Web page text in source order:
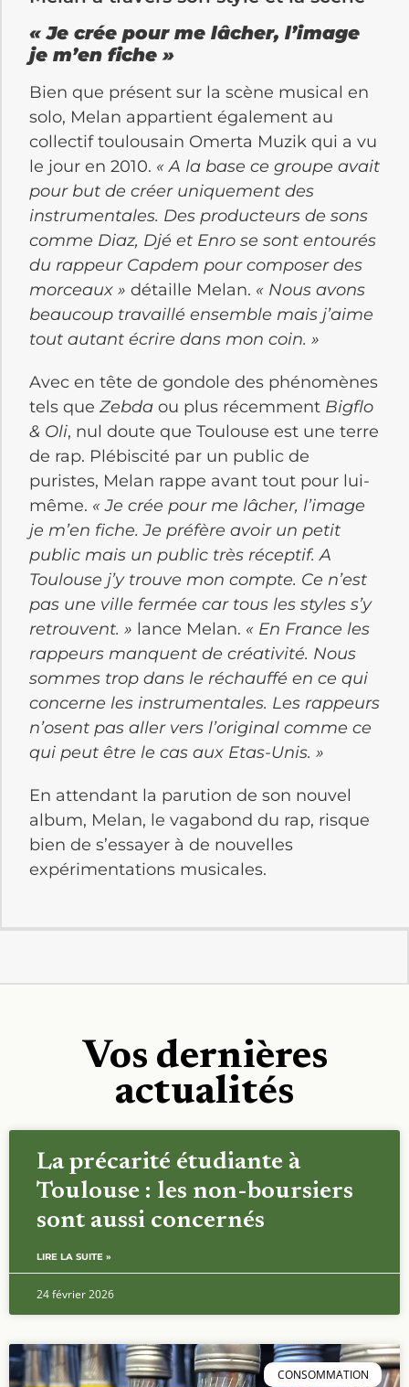
« Je crée pour me lâcher, l’image
je m’en fiche »
Bien que présent sur la scène musical en
solo, Melan appartient également au
collectif toulousain Omerta Muzik qui a vu
le jour en 2010. « A la base ce groupe avait
pour but de créer uniquement des
instrumentales. Des producteurs de sons
comme Diaz, Djé et Enro se sont entourés
du rappeur Capdem pour composer des
morceaux » détaille Melan. « Nous avons
beaucoup travaillé ensemble mais j’aime
tout autant écrire dans mon coin. »
Avec en tête de gondole des phénomènes
tels que Zebda ou plus récemment Bigflo
& Oli, nul doute que Toulouse est une terre
de rap. Plébiscité par un public de
puristes, Melan rappe avant tout pour lui-
même. « Je crée pour me lâcher, l’image
je m’en fiche. Je préfère avoir un petit
public mais un public très réceptif. A
Toulouse j’y trouve mon compte. Ce n’est
pas une ville fermée car tous les styles s’y
retrouvent. » lance Melan. « En France les
rappeurs manquent de créativité. Nous
sommes trop dans le réchauffé en ce qui
concerne les instrumentales. Les rappeurs
n’osent pas aller vers l’original comme ce
qui peut être le cas aux Etas-Unis. »
En attendant la parution de son nouvel
album, Melan, le vagabond du rap, risque
bien de s’essayer à de nouvelles
expérimentations musicales.
Vos dernières
actualités
La précarité étudiante à
Toulouse : les non-boursiers
sont aussi concernés
LIRE LA SUITE »
24 février 2026
CONSOMMATION